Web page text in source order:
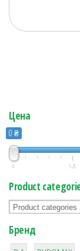
Цена
0 ₴
0 525
Product
Бренд
1